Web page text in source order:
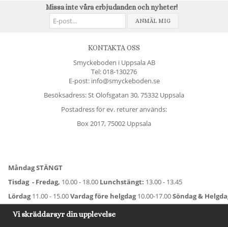
Missa inte våra erbjudanden och nyheter!
ANMÄL MIG
KONTAKTA OSS
Smyckeboden i Uppsala AB
Tel:018-130276
E-post: info@smyckeboden.se
Besöksadress: St Olofsgatan 30, 75332 Uppsala
Postadress för ev. returer används:
Box 2017, 75002 Uppsala
Måndag STÄNGT
Tisdag - Fredag, 10.00 - 18.00 Lunchstängt: 13.00 - 13.45
Lördag11.00 - 15.00Vardag före helgdag10.00-17.00Söndag &
För avvikande öppettider:
Titta här
Vi skräddarsyr din upplevelse